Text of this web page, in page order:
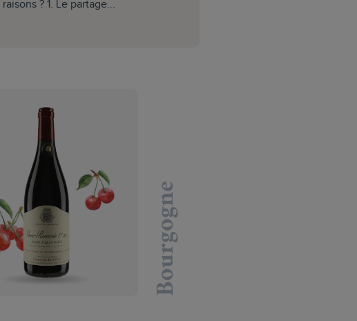
? 1. Le partage...
Bourgogne